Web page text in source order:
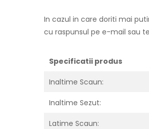
In cazul in care doriti mai
cu raspunsul pe e-mail sau
Specificatii produs
Inaltime Scaun:
Inaltime Sezut:
Latime Scaun: